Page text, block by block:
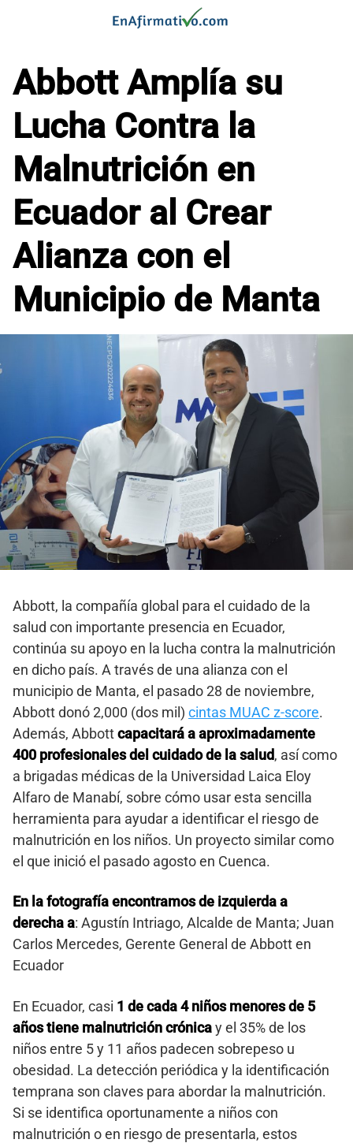
Abbott Amplía su
Lucha Contra la
Malnutrición en
Ecuador al Crear
Alianza con el
Municipio de Manta
Abbott, la compañía global para el cuidado de la
salud con importante presencia en Ecuador,
continúa su apoyo en la lucha contra la malnutrición
en dicho país. A través de una alianza con el
municipio de Manta, el pasado 28 de noviembre,
Abbott donó 2,000 (dos mil) cintas MUAC z-score.
Además, Abbottcapacitará a aproximadamente
400 profesionales del cuidado de la salud, así como
a brigadas médicas de la Universidad Laica Eloy
Alfaro de Manabí, sobre cómo usar esta sencilla
herramienta para ayudar a identificar el riesgo de
malnutrición en los niños. Un proyecto similar como
el que inició el pasado agosto en Cuenca.
En la fotografía encontramos de izquierda a
derecha a: Agustín Intriago, Alcalde de Manta; Juan
Carlos Mercedes, Gerente General de Abbott en
Ecuador
En Ecuador, casi 1 de cada 4 niños menores de 5
años tiene malnutrición crónicay el 35% de los
niños entre 5 y 11 años padecen sobrepeso u
obesidad. La detección periódica y la identificación
temprana son claves para abordar la malnutrición.
Si se identifica oportunamente a niños con
malnutrición o en riesgo de presentarla, estos